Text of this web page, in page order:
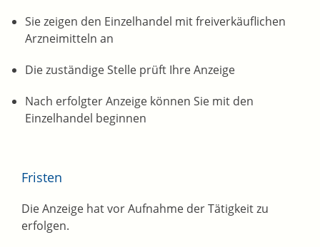
Sie zeigen den Einzelhandel mit freiverkäuflichen
Arzneimitteln an
Die zuständige Stelle prüft Ihre Anzeige
Nach erfolgter Anzeige können Sie mit den
Einzelhandel beginnen
Fristen
Die Anzeige hat vor Aufnahme der Tätigkeit zu
erfolgen.